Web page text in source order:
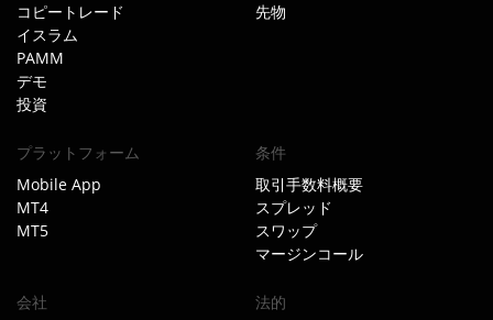
コピートレード
イスラム
PAMM
デモ
投資
先物
プラットフォーム
Mobile App
MT4
MT5
条件
取引手数料概要
スプレッド
スワップ
マージンコール
会社
法的